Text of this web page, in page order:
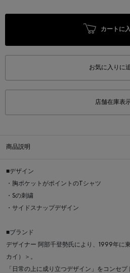
カートに
お気に入りに
店舗在庫表
商品説明
■デザイン
・胸ポケットがポイントのTシャツ
・Sの刺繍
・サイドスナップデザイン
■ブランド
デザイナー 阿部千登勢氏により、1999年に
カイ）＞。
「日常の上に成り立つデザイン」をコンセプ